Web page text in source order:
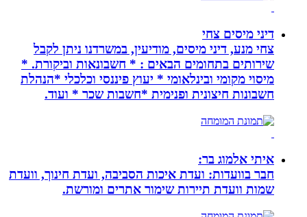
דיני מיסים צחי
צחי מנע, דיני מיסים, מודיעין, במשרדנו ניתן לקבל
שירותים בתחומים הבאים : * חשבונאות וביקורת. *
מיסוי מקומי ובינלאומי * יעוץ פיננסי וכלכלי *הנהלת
חשבונות חיצונית ופנימית *חשבות שכר * ועוד.
איתי אלמוג בר:
חבר בוועדות: ועדת איכות הסביבה, ועדת חינוך, וועדת
שמות וועדת תיירות שימור אתרים ומורשת.